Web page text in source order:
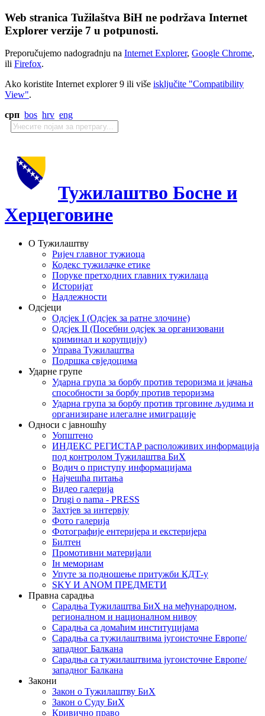
Web stranica Tužilaštva BiH ne podržava Internet
Explorer verzije 7 u potpunosti.
Preporučujemo nadogradnju na Internet Explorer, Google Chrome,
ili Firefox.
Ako koristite Internet explorer 9 ili više isključite "Compatibility
View".
срп bos hrv eng
Тужилаштво Босне и
Херцеговине
О Тужилаштву
Ријеч главног тужиоца
Кодекс тужилачке етике
Поруке претходних главних тужилаца
Историјат
Надлежности
Одсјеци
Одсјек I (Одсјек за ратне злочине)
Одсјек II (Посебни одсјек за организовани
криминал и корупцију)
Управа Тужилаштва
Подршка свједоцима
Ударне групе
Ударна група за борбу против тероризма и јачања
способности за борбу против тероризма
Ударна група за борбу против трговине људима и
организиране илегалне имиграције
Односи с јавношћу
Уопштено
ИНДЕКС РЕГИСТАР расположивих информација
под контролом Тужилаштва БиХ
Водич о приступу информацијама
Најчешћа питања
Видео галерија
Drugi o nama - PRESS
Захтјев за интервју
Фото галерија
Фотографије ентеријера и екстеријера
Билтен
Промотивни материјали
Iн мемориам
Упуте за подношење притужби КДТ-у
SKY И ANOM ПРЕДМЕТИ
Правна сарадња
Сарадња Тужилаштва БиХ на међународном,
регионалном и националном нивоу
Сарадња са домаћим институцијама
Сарадња са тужилаштвима југоисточне Европе/
западног Балкана
Сарадња са тужилаштвима југоисточне Европе/
западног Балкана
Закони
Закон о Тужилаштву БиХ
Закон о Суду БиХ
Кривично право